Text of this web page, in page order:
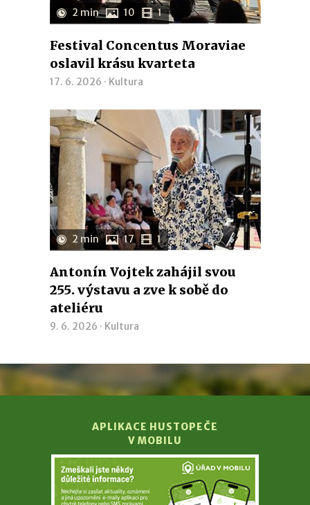
2 min 10 1
Festival Concentus Moraviae
oslavil krásu kvarteta
17. 6. 2026 · Kultura
2 min 17 1
Antonín Vojtek zahájil svou
255. výstavu a zve k sobě do
ateliéru
9. 6. 2026 · Kultura
APLIKACE HUSTOPEČE
V MOBILU